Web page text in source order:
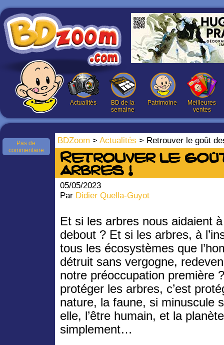
Actualités
BD de la
semaine
Patrimoine
Meilleures
ventes
BDZoom > Actualités > Retrouver le goût
Pas de
commentaire
Retrouver le
arbres !
05/05/2023
Par Didier Quella-Guyot
Et si les arbres nous aidaient
debout ? Et si les arbres, à
tous les écosystèmes que
détruit sans vergogne,
notre préoccupation première
protéger les arbres, c’est
nature, la faune, si minuscule
elle, l’être humain, et la
simplement…